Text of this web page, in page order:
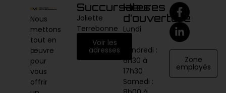
Nous
mettons
tout en
œuvre
pour
vous
offrir
Succursales
Joliette
Terrebonne
Voir les
adresses
Heures
d’ouverture
Lundi
vendredi :
6h30 à
17h30
Samedi :
Zone
employés